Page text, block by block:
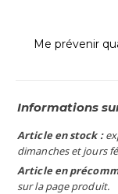
Me prévenir
Informations
Article en stock :
dimanches et jours
Article en
sur la page produit.